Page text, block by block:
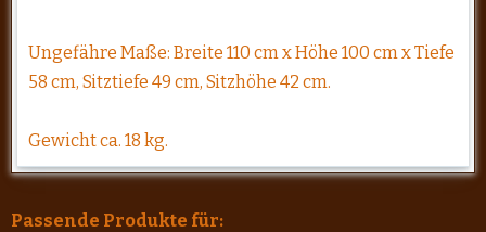
Ungefähre Maße: Breite 110 cm x Höhe 100 cm x Tiefe
58 cm, Sitztiefe 49 cm, Sitzhöhe 42 cm.
Gewicht ca. 18 kg.
Passende Produkte für: